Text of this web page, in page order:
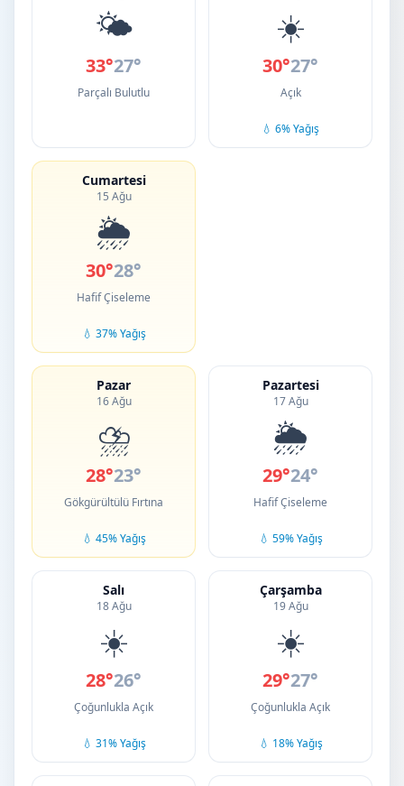
🌤️
33°27°
Parçalı Bulutlu
☀️
30°27°
Açık
💧 6% Yağış
Cumartesi
15 Ağu
🌦️
30°28°
Hafif Çiseleme
💧 37% Yağış
Pazar
16 Ağu
⛈️
28°23°
Gökgürültülü Fırtına
💧 45% Yağış
Pazartesi
17 Ağu
🌦️
29°24°
Hafif Çiseleme
💧 59% Yağış
Salı
18 Ağu
☀️
28°26°
Çoğunlukla Açık
💧 31% Yağış
Çarşamba
19 Ağu
☀️
29°27°
Çoğunlukla Açık
💧 18% Yağış